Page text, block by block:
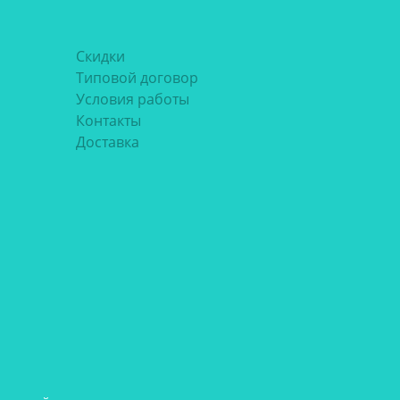
Скидки
Типовой договор
Условия работы
Контакты
Доставка